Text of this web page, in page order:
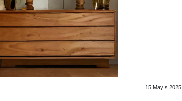
15 Mayıs 2025